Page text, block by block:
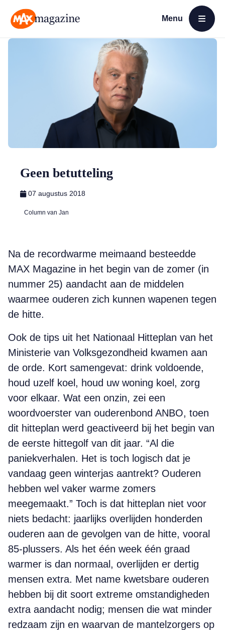
Menu
Open menu
Geen betutteling
07 augustus 2018
Column van Jan
Na de recordwarme meimaand besteedde
MAX Magazine in het begin van de zomer (in
nummer 25) aandacht aan de middelen
waarmee ouderen zich kunnen wapenen tegen
de hitte.
Ook de tips uit het Nationaal Hitteplan van het
Ministerie van Volksgezondheid kwamen aan
de orde. Kort samengevat: drink voldoende,
houd uzelf koel, houd uw woning koel, zorg
voor elkaar. Wat een onzin, zei een
woordvoerster van ouderenbond ANBO, toen
dit hitteplan werd geactiveerd bij het begin van
de eerste hittegolf van dit jaar. “Al die
paniekverhalen. Het is toch logisch dat je
vandaag geen winterjas aantrekt? Ouderen
hebben wel vaker warme zomers
meegemaakt.” Toch is dat hitteplan niet voor
niets bedacht: jaarlijks overlijden honderden
ouderen aan de gevolgen van de hitte, vooral
85-plussers. Als het één week één graad
warmer is dan normaal, overlijden er dertig
mensen extra. Met name kwetsbare ouderen
hebben bij dit soort extreme omstandigheden
extra aandacht nodig; mensen die wat minder
redzaam zijn en waarvan de mantelzorgers op